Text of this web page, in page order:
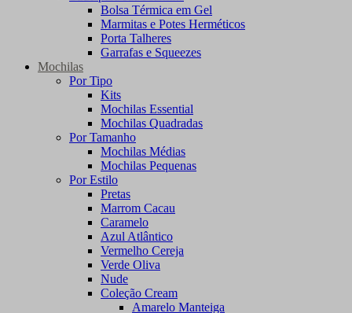
Bolsa Térmica em Gel
Marmitas e Potes Herméticos
Porta Talheres
Garrafas e Squeezes
Mochilas
Por Tipo
Kits
Mochilas Essential
Mochilas Quadradas
Por Tamanho
Mochilas Médias
Mochilas Pequenas
Por Estilo
Pretas
Marrom Cacau
Caramelo
Azul Atlântico
Vermelho Cereja
Verde Oliva
Nude
Coleção Cream
Amarelo Manteiga